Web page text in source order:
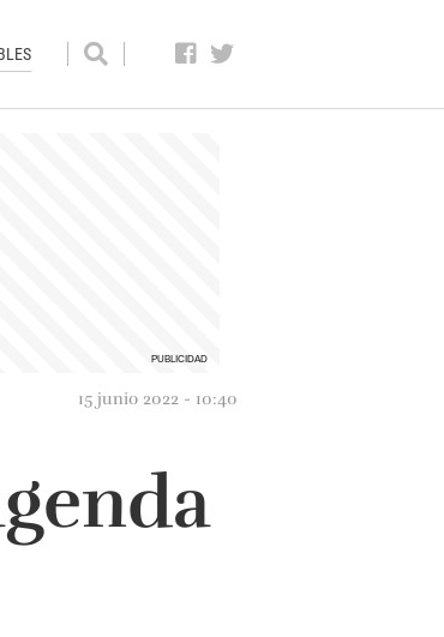
15 junio 2022 - 10:40